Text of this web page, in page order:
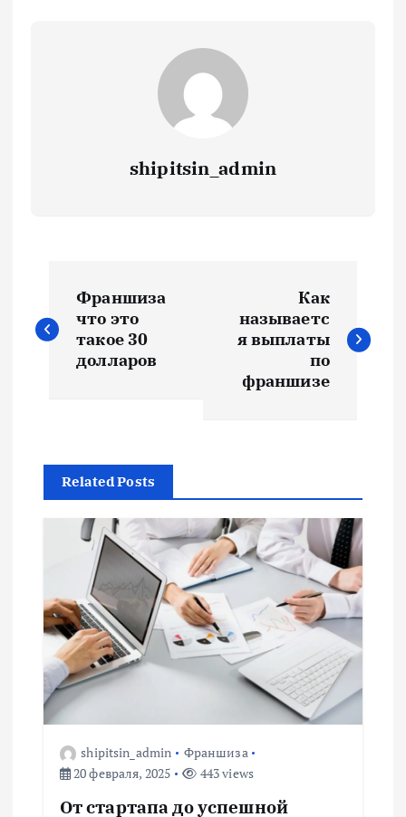
shipitsin_admin
а
г
а
и
я
п
о
Франшиза
что это
такое 30
долларов
Как
называетс
я выплаты
по
франшизе
Related Posts
shipitsin_admin
Франшиза
20 февраля, 2025
443 views
От стартапа до успешной